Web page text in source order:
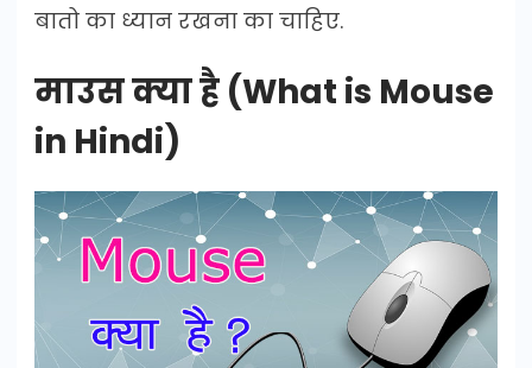
बातो का ध्यान रखना का चाहिए.
माउस क्या है (What is Mouse
in Hindi)